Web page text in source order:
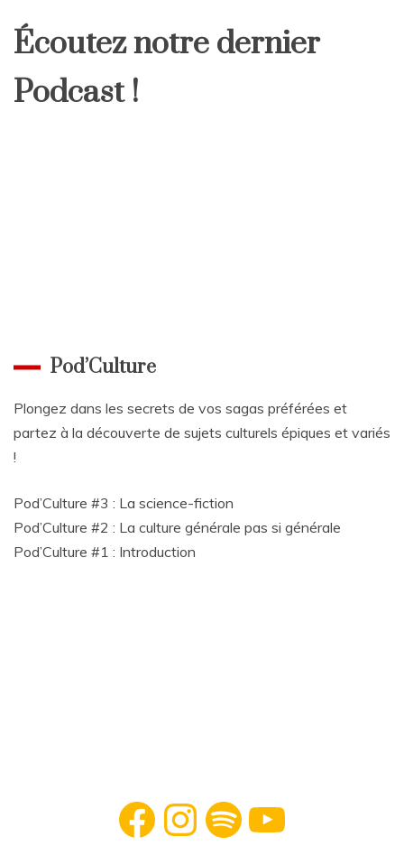
Écoutez notre dernier
Podcast !
Pod’Culture
Plongez dans les secrets de vos sagas préférées et
partez à la découverte de sujets culturels épiques et variés
!
Pod’Culture #3 : La science-fiction
Pod’Culture #2 : La culture générale pas si générale
Pod’Culture #1 : Introduction
Facebook InstagramSpotify YouTube